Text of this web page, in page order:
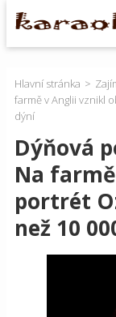
Hlavní stránka
farmě v Anglii vznikl
dýní
Dýňová
Na
portrét
než 10